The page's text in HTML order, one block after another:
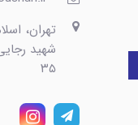
تهران،
۳۵